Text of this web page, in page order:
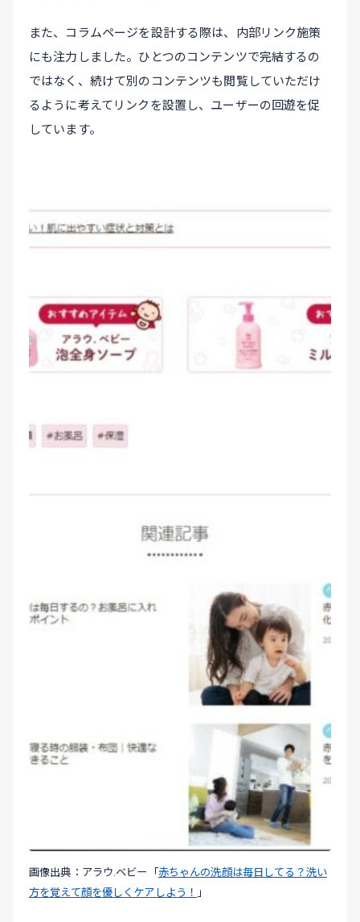
また、コラムページを設計する際は、内部リンク施策
にも注力しました。ひとつのコンテンツで完結するの
ではなく、続けて別のコンテンツも閲覧していただけ
るように考えてリンクを設置し、ユーザーの回遊を促
しています。
画像出典：アラウ.ベビー「 赤ちゃんの洗顔は毎日してる？洗い
方を覚えて顔を優しくケアしよう！ 」